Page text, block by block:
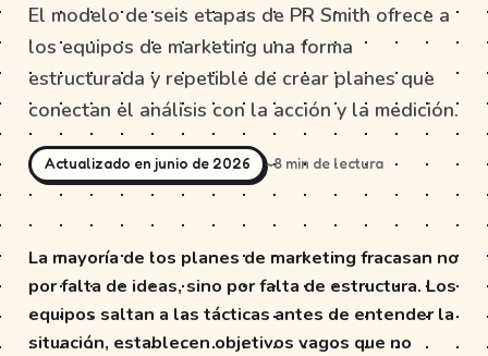
El modelo de seis etapas de PR Smith ofrece a
los equipos de marketing una forma
estructurada y repetible de crear planes que
conectan el análisis con la acción y la medición.
Actualizado en junio de 2026 ~8 min de lectura
La mayoría de los planes de marketing fracasan no
por falta de ideas, sino por falta de estructura. Los
equipos saltan a las tácticas antes de entender la
situación, establecen objetivos vagos que no